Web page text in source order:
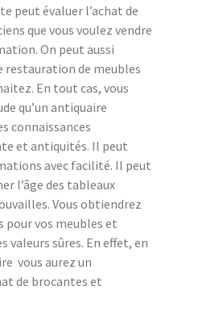
peut évaluer l’achat de
que vous voulez vendre
On peut aussi
restauration de meubles
En tout cas, vous
qu’un antiquaire
connaissances
et antiquités. Il peut
avec facilité. Il peut
l’âge des tableaux
Vous obtiendrez
vos meubles et
valeurs sûres. En effet, en
vous aurez un
de brocantes et